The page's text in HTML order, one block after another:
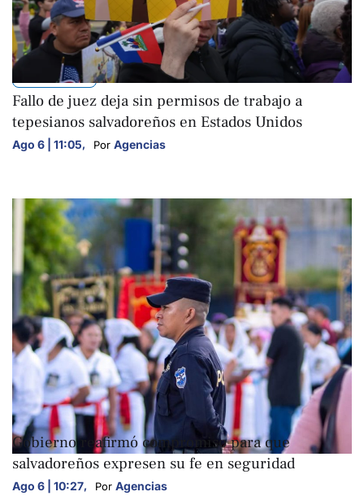
NACIONALES
Fallo de juez deja sin permisos de trabajo a
tepesianos salvadoreños en Estados Unidos
Ago 6 | 11:05, Por Agencias
NACIONALES
Gobierno reafirmó compromiso para que
salvadoreños expresen su fe en seguridad
Ago 6 | 10:27, Por Agencias